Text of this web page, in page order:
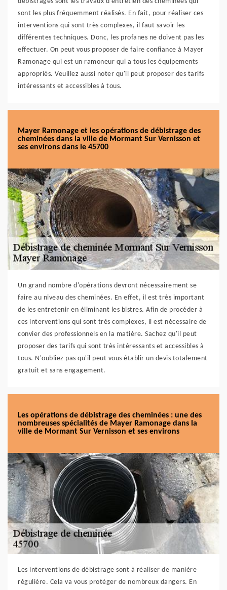
sont les plus fréquemment réalisés. En fait, pour réaliser ces
interventions qui sont très complexes, il faut savoir les
différentes techniques. Donc, les profanes ne doivent pas les
effectuer. On peut vous proposer de faire confiance à Mayer
Ramonage qui est un ramoneur qui a tous les équipements
appropriés. Veuillez aussi noter qu'il peut proposer des tarifs
intéressants et accessibles à tous.
Mayer Ramonage et les opérations de débistrage des
cheminées dans la ville de Mormant Sur Vernisson et
ses environs dans le 45700
Un grand nombre d'opérations devront nécessairement se
faire au niveau des cheminées. En effet, il est très important
de les entretenir en éliminant les bistres. Afin de procéder à
ces interventions qui sont très complexes, il est nécessaire de
convier des professionnels en la matière. Sachez qu'il peut
proposer des tarifs qui sont très intéressants et accessibles à
tous. N'oubliez pas qu'il peut vous établir un devis totalement
gratuit et sans engagement.
Les opérations de débistrage des cheminées : une des
nombreuses spécialités de Mayer Ramonage dans la
ville de Mormant Sur Vernisson et ses environs
Les interventions de débistrage sont à réaliser de manière
régulière. Cela va vous protéger de nombreux dangers. En